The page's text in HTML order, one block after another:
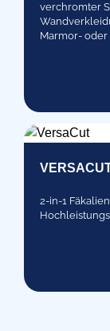
verchromter
Marmor-
2-in-1